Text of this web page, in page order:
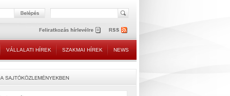
VÁLLALATI HÍREK SZAKMAI HÍREK NEWS